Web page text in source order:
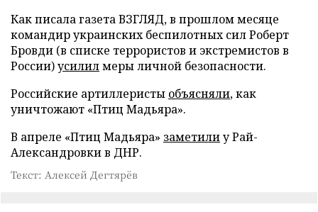
Как писала газета ВЗГЛЯД, в прошлом месяце
командир украинских беспилотных сил Роберт
Бровди (в списке террористов и экстремистов в
России)усилилмеры личной безопасности.
Российские артиллеристы объясняли, как
уничтожают «Птиц Мадьяра».
В апреле «Птиц Мадьяра» заметилиу Рай-
Александровки в ДНР.
Текст: Алексей Дегтярёв